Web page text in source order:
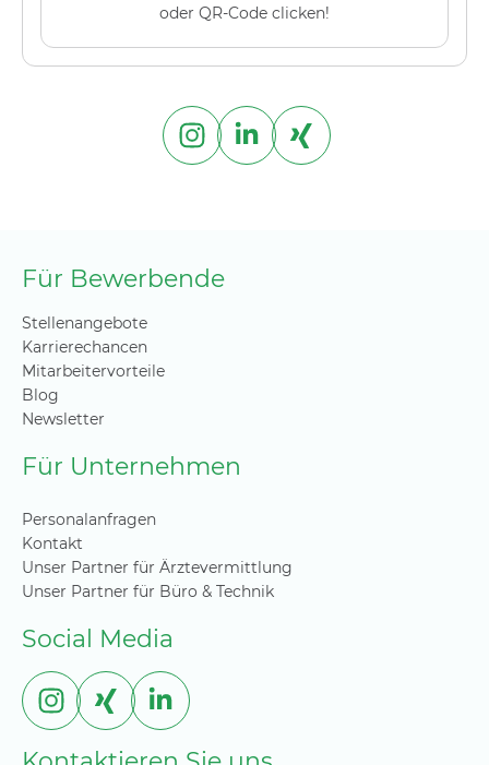
oder QR-Code clicken!
Für Bewerbende
Stellenangebote
Karrierechancen
Mitarbeitervorteile
Blog
Newsletter
Für Unternehmen
Personalanfragen
Kontakt
Unser Partner für Ärztevermittlung
Unser Partner für Büro & Technik
Social Media